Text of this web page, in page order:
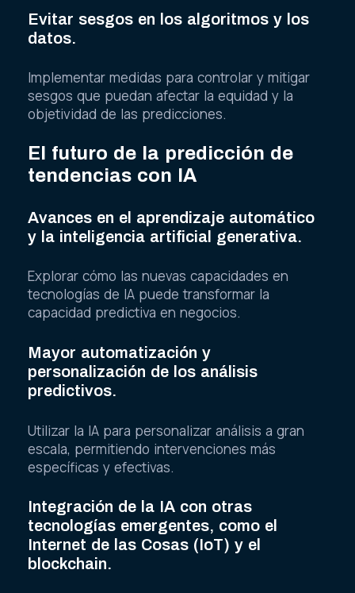
Evitar sesgos en los algoritmos y los
datos.
Implementar medidas para controlar y mitigar
sesgos que puedan afectar la equidad y la
objetividad de las predicciones.
El futuro de la predicción de
tendencias con IA
Avances en el aprendizaje automático
y la inteligencia artificial generativa.
Explorar cómo las nuevas capacidades en
tecnologías de IA puede transformar la
capacidad predictiva en negocios.
Mayor automatización y
personalización de los análisis
predictivos.
Utilizar la IA para personalizar análisis a gran
escala, permitiendo intervenciones más
específicas y efectivas.
Integración de la IA con otras
tecnologías emergentes, como el
Internet de las Cosas (IoT) y el
blockchain.